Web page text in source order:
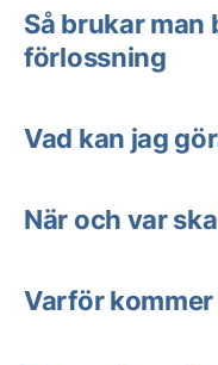
Så brukar man
förlossning
Vad kan jag
När och var
Varför